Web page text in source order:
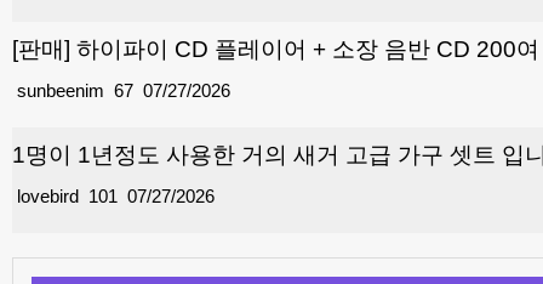
[판매] 하이파이 CD 플레이어 + 소장 음반 CD 200
67
sunbeenim 07/27/2026
1명이 1년정도 사용한 거의 새거 고급 가구 셋트 입
101
lovebird 07/27/2026